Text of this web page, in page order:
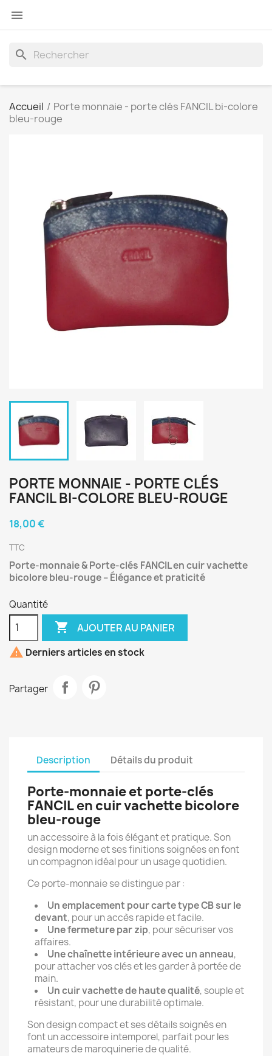

search
Accueil
Porte monnaie - porte clés FANCIL bi-colore
bleu-rouge
PORTE MONNAIE - PORTE CLÉS
FANCIL BI-COLORE BLEU-ROUGE
18,00 €
TTC
Porte-monnaie & Porte-clés FANCIL en cuir vachette
bicolore bleu-rouge – Élégance et praticité
Quantité
 AJOUTER AU PANIER
 Derniers articles en stock
Partager
Description Détails du produit
Porte-monnaie et porte-clés
FANCILen cuir vachette bicolore
bleu-rouge
un accessoire à la fois élégant et pratique. Son
design moderne et ses finitions soignées en font
un compagnon idéal pour un usage quotidien.
Ce porte-monnaie se distingue par :
Un emplacement pour carte type CB sur le
devant, pour un accès rapide et facile.
Une fermeture par zip, pour sécuriser vos
affaires.
Une chaînette intérieure avec un anneau,
pour attacher vos clés et les garder à portée de
main.
Un cuir vachette de haute qualité, souple et
résistant, pour une durabilité optimale.
Son design compact et ses détails soignés en
font un accessoire intemporel, parfait pour les
amateurs de maroquinerie de qualité.